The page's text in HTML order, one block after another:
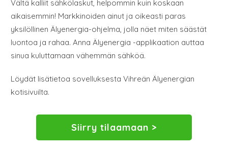
Vältä kalliit sähkölaskut, helpommin kuin koskaan
aikaisemmin! Markkinoiden ainut ja oikeasti paras
yksilöllinen Älyenergia-ohjelma, jolla näet miten säästät
luontoa ja rahaa. Anna Älyenergia -applikaation auttaa
sinua kuluttamaan vähemmän sähköä.
Löydät lisätietoa sovelluksesta Vihreän Älyenergian
kotisivuilta.
Siirry tilaamaan >